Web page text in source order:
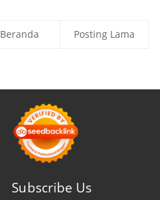
Posting Lama
Beranda
Subscribe Us